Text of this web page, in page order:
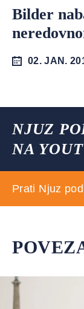
Bilder
02. JAN.
NJUZ
NA
Prati Njuz